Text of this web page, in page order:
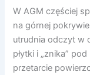
W AGM częściej
na górnej
utrudnia odczyt w
płytki i „znika”
przetarcie